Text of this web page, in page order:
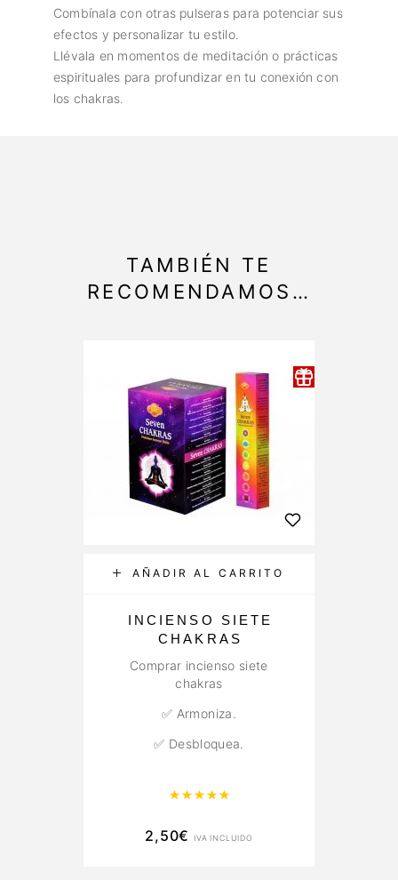
Combínala con otras pulseras para potenciar sus
efectos y personalizar tu estilo.
Llévala en momentos de meditación o prácticas
espirituales para profundizar en tu conexión con
los chakras.
TAMBIÉN TE
RECOMENDAMOS…
AÑADIR AL CARRITO
INCIENSO SIETE
CHAKRAS
Comprar incienso siete
chakras
✅ Armoniza.
✅ Desbloquea.
Valorado con
2,50€ IVA INCLUIDO